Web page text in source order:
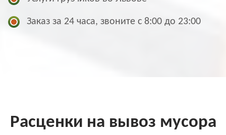
Заказ за 24 часа, звоните с 8:00 до 23:00
Расценки на вывоз мусора